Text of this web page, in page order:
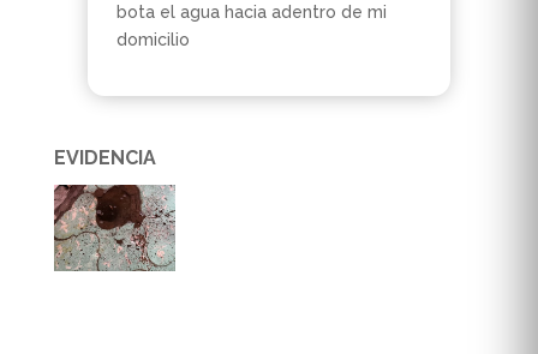
bota el agua hacia adentro de mi
domicilio
EVIDENCIA